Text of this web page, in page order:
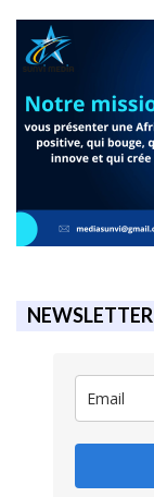
NEWSLETTER